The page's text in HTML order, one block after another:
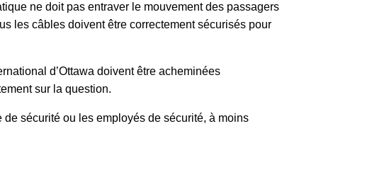
ne doit pas entraver le mouvement des passagers
les câbles doivent être correctement sécurisés pour
d’Ottawa doivent être acheminées
sur la question.
de sécurité ou les employés de sécurité, à moins